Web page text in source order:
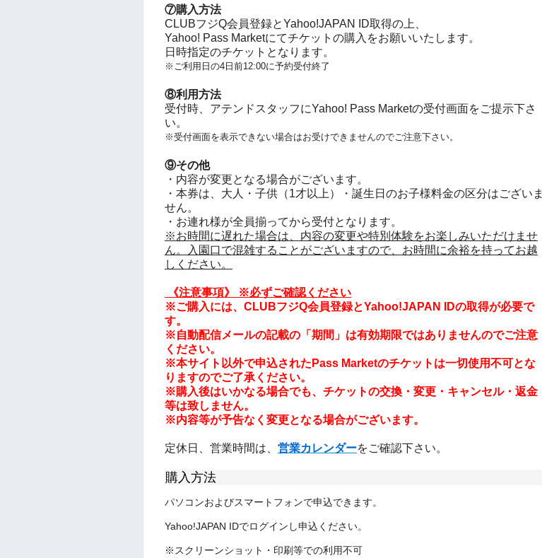
⑦購入方法
CLUBフジQ会員登録とYahoo!JAPAN ID取得の上、
Yahoo! Pass Marketにてチケットの購入をお願いいたします。
日時指定のチケットとなります。
※ご利用日の4日前12:00に予約受付終了
⑧利用方法
受付時、アテンドスタッフにYahoo! Pass Marketの受付画面をご提示下さ
い。
※受付画面を表示できない場合はお受けできませんのでご注意下さい。
⑨その他
・内容が変更となる場合がございます。
・本券は、大人・子供（1才以上）・誕生日のお子様料金の区分はございま
せん。
・お連れ様が全員揃ってから受付となります。
※お時間に遅れた場合は、内容の変更や特別体験をお楽しみいただけませ
ん。入園口で混雑することがございますので、お時間に余裕を持ってお越
しください。
《注意事項》
※必ずご確認ください
※ご購入には、CLUBフジQ会員登録とYahoo!JAPAN IDの取得が必要で
す。
※自動配信メールの記載の「期間」は有効期限ではありませんのでご注意
ください。
※本サイト以外で申込されたPass Marketのチケットは一切使用不可とな
りますのでご了承ください。
※購入後はいかなる場合でも、チケットの交換・変更・キャンセル・返金
等は致しません。
※内容等が予告なく変更となる場合がございます。
定休日、営業時間は、 営業カレンダーをご確認下さい。
購入方法
パソコンおよびスマートフォンで申込できます。
Yahoo!JAPAN IDでログインし申込ください。
※スクリーンショット・印刷等での利用不可